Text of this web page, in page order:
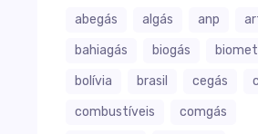
abegás algás anp
bahiagás
biogás
bolívia
brasil cegás
combustíveis
comgás